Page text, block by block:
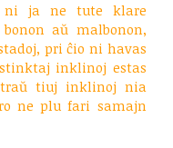
ni ja ne tute klare
aŭ malbonon,
pri ĉio ni havas
inklinoj estas
tiuj inklinoj nia
ne plu fari samajn